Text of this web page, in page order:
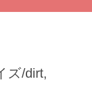
ズ/dirt,